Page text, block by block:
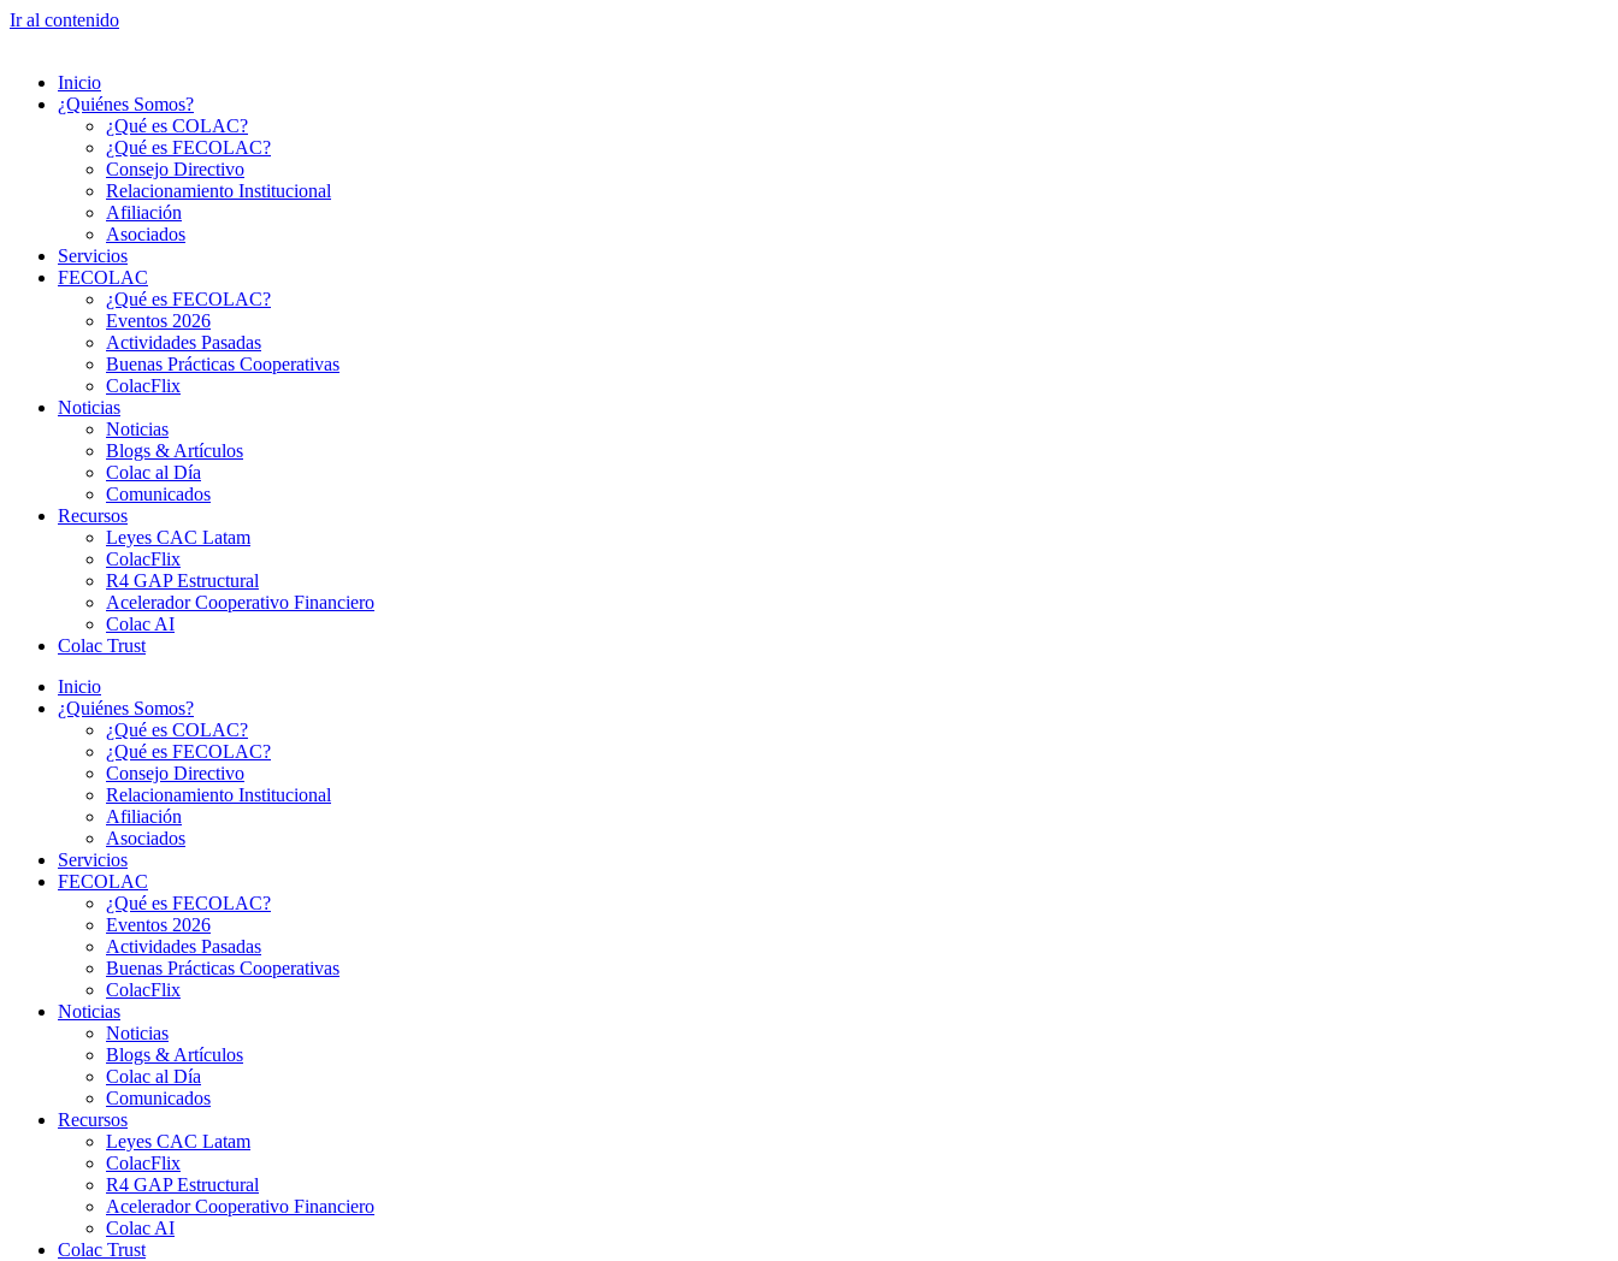
Ir al contenido
Inicio
¿Quiénes Somos?
¿Qué es COLAC?
¿Qué es FECOLAC?
Consejo Directivo
Relacionamiento Institucional
Afiliación
Asociados
Servicios
FECOLAC
¿Qué es FECOLAC?
Eventos 2026
Actividades Pasadas
Buenas Prácticas Cooperativas
ColacFlix
Noticias
Noticias
Blogs & Artículos
Colac al Día
Comunicados
Recursos
Leyes CAC Latam
ColacFlix
R4 GAP Estructural
Acelerador Cooperativo Financiero
Colac AI
Colac Trust
Inicio
¿Quiénes Somos?
¿Qué es COLAC?
¿Qué es FECOLAC?
Consejo Directivo
Relacionamiento Institucional
Afiliación
Asociados
Servicios
FECOLAC
¿Qué es FECOLAC?
Eventos 2026
Actividades Pasadas
Buenas Prácticas Cooperativas
ColacFlix
Noticias
Noticias
Blogs & Artículos
Colac al Día
Comunicados
Recursos
Leyes CAC Latam
ColacFlix
R4 GAP Estructural
Acelerador Cooperativo Financiero
Colac AI
Colac Trust